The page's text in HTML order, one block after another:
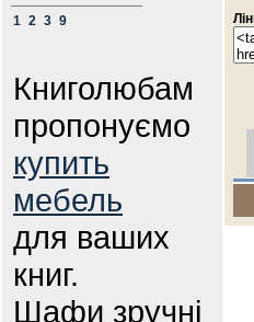
1 2 3 9
Книголюбам
пропонуємо
купить
мебель
для ваших
книг.
Шафи зручні